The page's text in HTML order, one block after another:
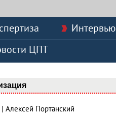
Интервью
ЦПТ
Алексей Портанский